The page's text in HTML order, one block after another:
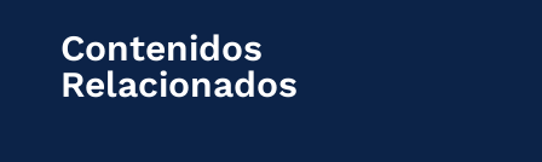
Contenidos
Relacionados